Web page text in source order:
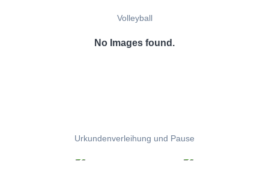
Volleyball
No Images found.
Urkundenverleihung und Pause